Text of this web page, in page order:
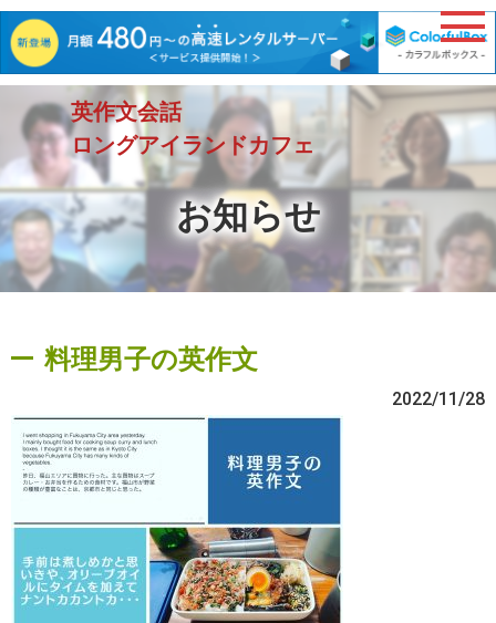
英作文会話
ロングアイランドカフェ
お知らせ
料理男子の英作文
2022/11/28